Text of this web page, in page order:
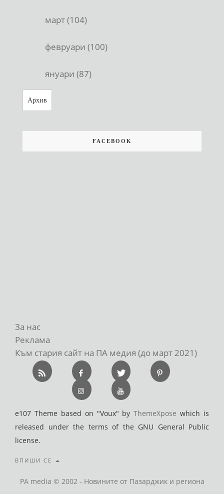
март (104)
февруари (100)
януари (87)
Архив
FACEBOOK
За нас
Реклама
Към стария сайт на ПА медия (до март 2021)
e107 Theme based on "Voux" byThemeXpose which is
released under the terms of the GNU General Public
license.
ВПИШИ СЕ
PA media © 2002 - Новините от Пазарджик и региона